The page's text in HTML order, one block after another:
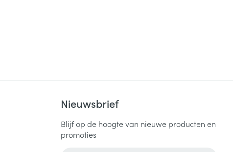
Nieuwsbrief
Blijf op de hoogte van nieuwe producten en
promoties